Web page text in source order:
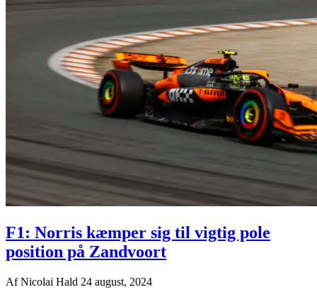
F1: Norris kæmper sig til vigtig pole
position på Zandvoort
AfNicolai Hald 24 august, 2024